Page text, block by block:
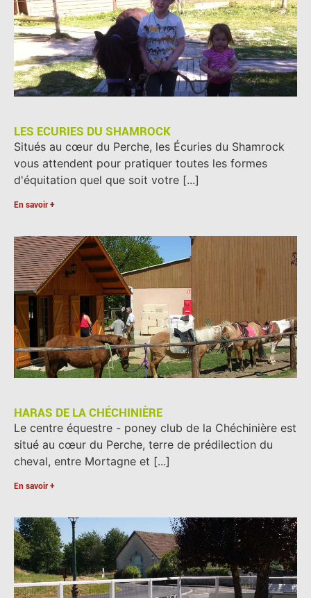
LES ECURIES DU SHAMROCK
Situés au cœur du Perche, les Écuries du Shamrock
vous attendent pour pratiquer toutes les formes
d'équitation quel que soit votre [...]
En savoir +
HARAS DE LA CHÉCHINIÈRE
Le centre équestre - poney club de la Chéchinière est
situé au cœur du Perche, terre de prédilection du
cheval, entre Mortagne et [...]
En savoir +